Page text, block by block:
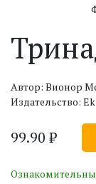
Автор: Вионор
Издательство:
99.90 ₽